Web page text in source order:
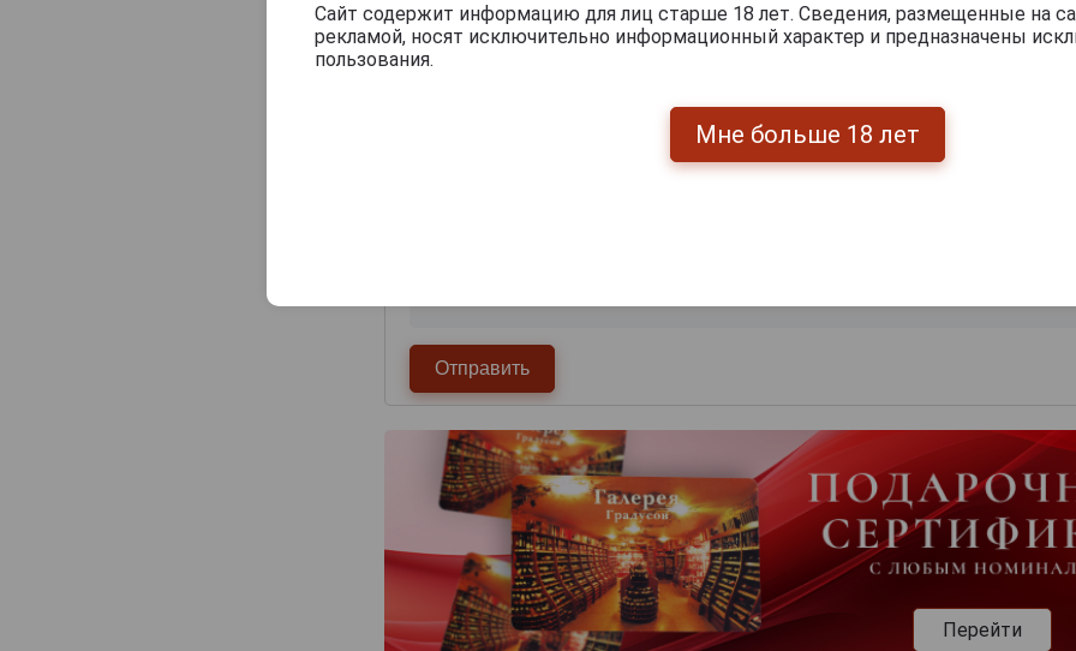
Перейти
Сайт содержит информацию для лиц старше 18 лет. Сведения, размещенные на
рекламой, носят исключительно информационный характер и предназначены
пользования.
Мне больше 18 лет